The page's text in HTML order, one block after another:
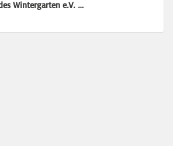
Wintergarten e.V. …